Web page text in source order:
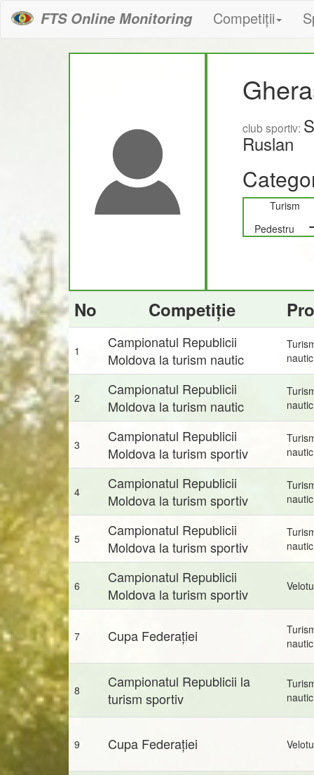
FTS Online Monitoring Competiții
club sportiv:
Ruslan
Turism
Pedestru
No Competiție
1
Campionatul Republicii
Moldova la turism nautic
nautic
2
Campionatul Republicii
Moldova la turism nautic
nautic
3
Campionatul Republicii
Moldova la turism sportiv
nautic
4
Campionatul Republicii
Moldova la turism sportiv
nautic
5
Campionatul Republicii
Moldova la turism sportiv
nautic
6
Campionatul Republicii
Moldova la turism sportiv
7 Cupa Federației
nautic
8
Campionatul Republicii la
turism sportiv
nautic
9 Cupa Federației